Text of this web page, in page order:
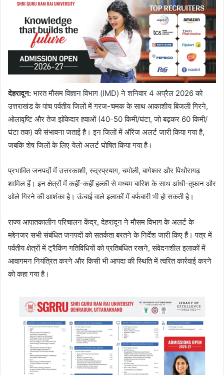
देहरादून: भारत मौसम विज्ञान विभाग (IMD) ने शनिवार 4 अप्रैल 2026 को
उत्तराखंड के पांच पर्वतीय जिलों में गरज-चमक के साथ आकाशीय बिजली गिरने,
ओलावृष्टि और तेज झोंकेदार हवाओं (40-50 किमी/घंटा, जो बढ़कर 60 किमी/
घंटा तक) की संभावना जताई है। इन जिलों में ऑरेंज अलर्ट जारी किया गया है,
जबकि शेष जिलों के लिए येलो अलर्ट घोषित किया गया है।
प्रभावित जनपदों में उत्तरकाशी, रुद्रप्रयाग, चमोली, बागेश्वर और पिथौरागढ़
शामिल हैं। इन क्षेत्रों में कहीं-कहीं हल्की से मध्यम बारिश के साथ आंधी-तूफान और
ओले गिरने की आशंका है। ऊंचाई वाले इलाकों में बर्फबारी भी हो सकती है।
राज्य आपातकालीन परिचालन केंद्र, देहरादून ने मौसम विभाग के अलर्ट के
मद्देनजर सभी संबंधित जनपदों को सतर्कता बरतने के निर्देश जारी किए हैं। पत्र में
पर्वतीय क्षेत्रों में ट्रैकिंग गतिविधियों को प्रतिबंधित रखने, संवेदनशील इलाकों में
आवागमन नियंत्रित करने और किसी भी आपदा की स्थिति में त्वरित कार्रवाई करने
को कहा गया है।